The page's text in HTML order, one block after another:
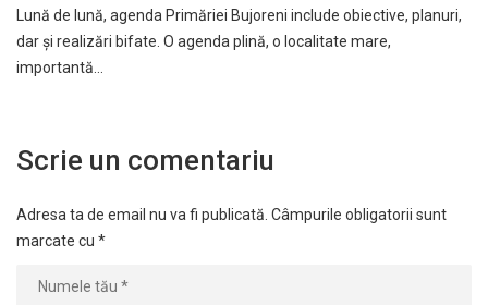
Lună de lună, agenda Primăriei Bujoreni include obiective, planuri,
dar și realizări bifate. O agenda plină, o localitate mare,
importantă…
Scrie un comentariu
Adresa ta de email nu va fi publicată. Câmpurile obligatorii sunt
marcate cu *